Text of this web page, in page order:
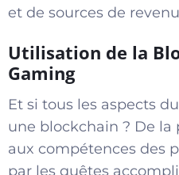
et de sources de
Utilisation de la
Gaming
Et si tous les aspects
une blockchain ? De la
aux compétences des
par les quêtes